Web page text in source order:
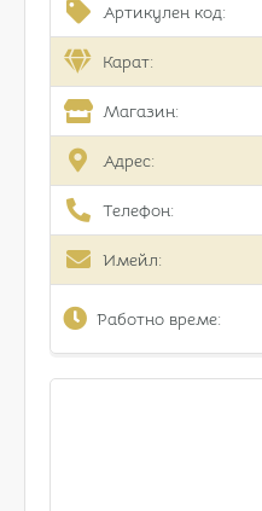
Артикулен код:
Карат:
Магазин:
Адрес:
Телефон:
Имейл:
Работно време: